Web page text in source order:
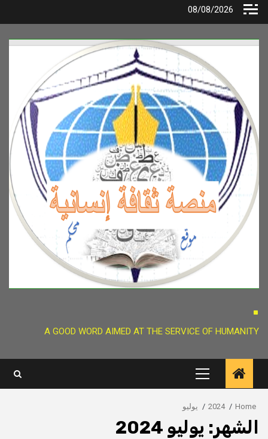
Skip
08/08/2026
.
A GOOD WORD AIMED AT THE SERVICE OF HUMANITY
Primary
Menu
Home
2024 يوليو
الشهر: يوليو 2024